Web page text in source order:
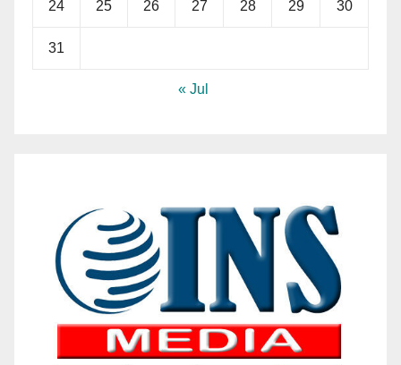
24 25 26 27 28 29 30
31
« Jul